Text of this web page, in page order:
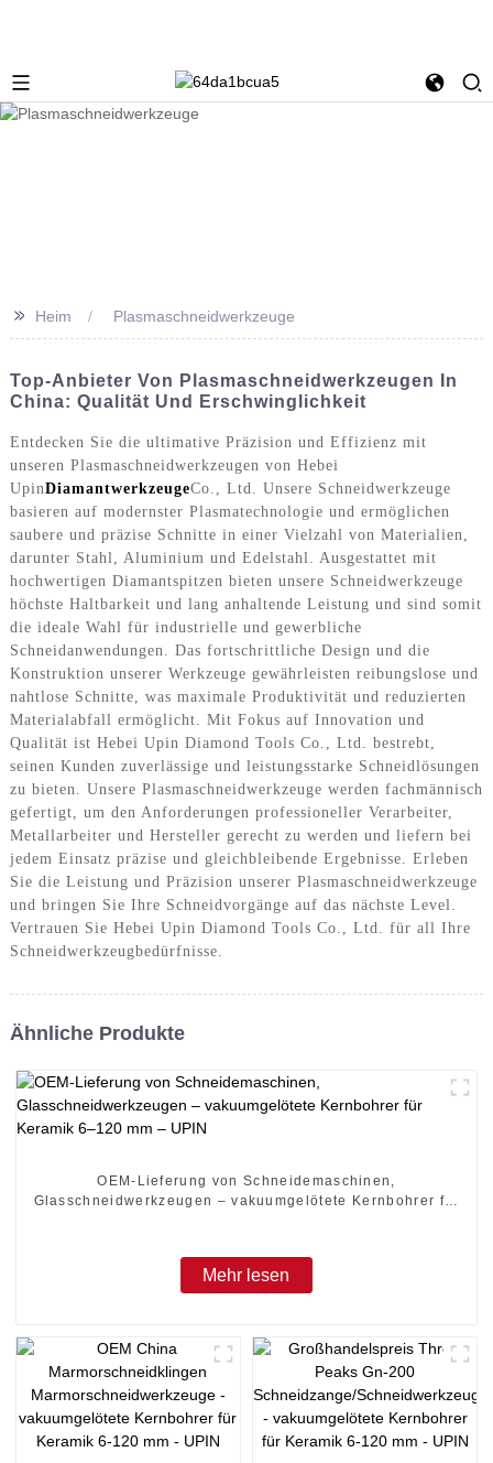
>> Heim Plasmaschneidwerkzeuge
Top-Anbieter Von Plasmaschneidwerkzeugen In
China: Qualität Und Erschwinglichkeit
Entdecken Sie die ultimative Präzision und Effizienz mit
unseren Plasmaschneidwerkzeugen von Hebei
UpinDiamantwerkzeugeCo., Ltd. Unsere Schneidwerkzeuge
basieren auf modernster Plasmatechnologie und ermöglichen
saubere und präzise Schnitte in einer Vielzahl von Materialien,
darunter Stahl, Aluminium und Edelstahl. Ausgestattet mit
hochwertigen Diamantspitzen bieten unsere Schneidwerkzeuge
höchste Haltbarkeit und lang anhaltende Leistung und sind somit
die ideale Wahl für industrielle und gewerbliche
Schneidanwendungen. Das fortschrittliche Design und die
Konstruktion unserer Werkzeuge gewährleisten reibungslose und
nahtlose Schnitte, was maximale Produktivität und reduzierten
Materialabfall ermöglicht. Mit Fokus auf Innovation und
Qualität ist Hebei Upin Diamond Tools Co., Ltd. bestrebt,
seinen Kunden zuverlässige und leistungsstarke Schneidlösungen
zu bieten. Unsere Plasmaschneidwerkzeuge werden fachmännisch
gefertigt, um den Anforderungen professioneller Verarbeiter,
Metallarbeiter und Hersteller gerecht zu werden und liefern bei
jedem Einsatz präzise und gleichbleibende Ergebnisse. Erleben
Sie die Leistung und Präzision unserer Plasmaschneidwerkzeuge
und bringen Sie Ihre Schneidvorgänge auf das nächste Level.
Vertrauen Sie Hebei Upin Diamond Tools Co., Ltd. für all Ihre
Schneidwerkzeugbedürfnisse.
Ähnliche Produkte
OEM-Lieferung von Schneidemaschinen,
Glasschneidwerkzeugen – vakuumgelötete Kernbohrer für
Mehr lesen